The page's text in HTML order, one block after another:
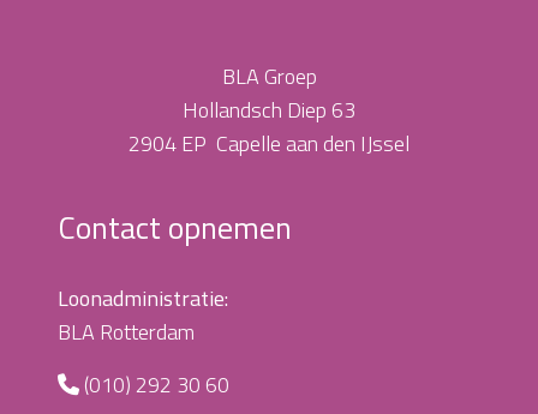
BLA Groep
Hollandsch Diep 63
2904 EP Capelle aan den IJssel
Contact opnemen
Loonadministratie:
BLA Rotterdam
(010) 292 30 60